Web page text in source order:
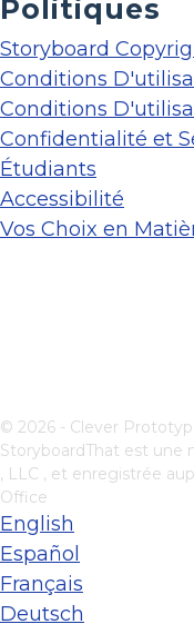
Politiques
Storyboard
Conditions
Conditions
Confidentialité et
Étudiants
Accessibilité
Vos Choix en
© 2026 - Clever
StoryboardThat est une
, LLC , et enregistrée
Office
English
Español
Français
Deutsch